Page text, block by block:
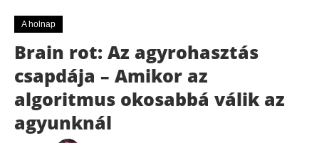
A holnap
Brain rot: Az agyrohasztás
csapdája – Amikor az
algoritmus okosabbá válik az
agyunknál